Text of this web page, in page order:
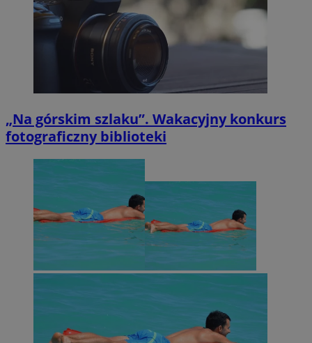
„Na górskim szlaku”. Wakacyjny konkurs
fotograficzny biblioteki